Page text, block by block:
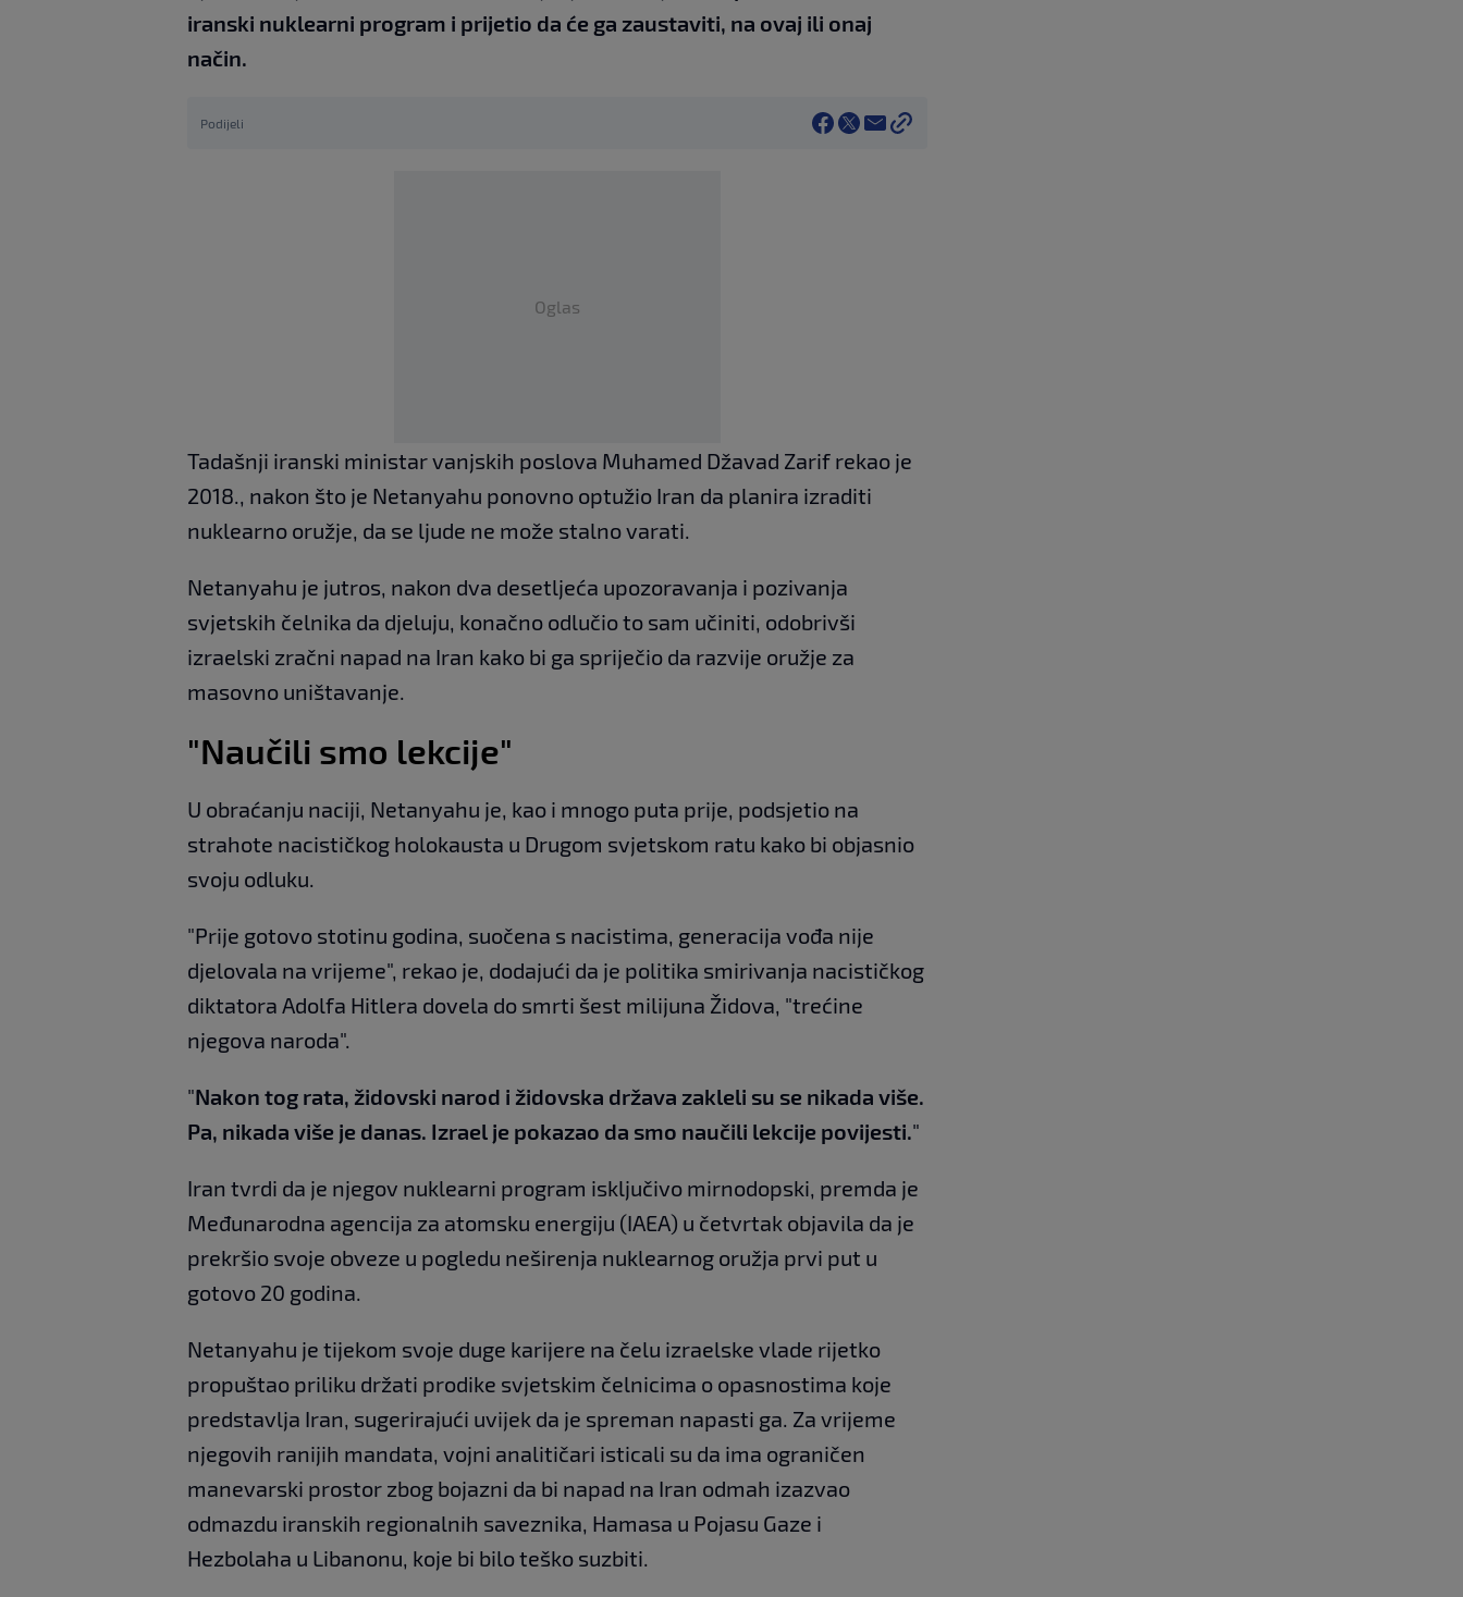
iranski nuklearni program i prijetio da će ga zaustaviti, na ovaj ili onaj
način.
Podijeli
Oglas
Tadašnji iranski ministar vanjskih poslova Muhamed Džavad Zarif rekao je
2018., nakon što je Netanyahu ponovno optužio Iran da planira izraditi
nuklearno oružje, da se ljude ne može stalno varati.
Netanyahu je jutros, nakon dva desetljeća upozoravanja i pozivanja
svjetskih čelnika da djeluju, konačno odlučio to sam učiniti, odobrivši
izraelski zračni napad na Iran kako bi ga spriječio da razvije oružje za
masovno uništavanje.
"Naučili smo lekcije"
U obraćanju naciji, Netanyahu je, kao i mnogo puta prije, podsjetio na
strahote nacističkog holokausta u Drugom svjetskom ratu kako bi objasnio
svoju odluku.
"Prije gotovo stotinu godina, suočena s nacistima, generacija vođa nije
djelovala na vrijeme", rekao je, dodajući da je politika smirivanja nacističkog
diktatora Adolfa Hitlera dovela do smrti šest milijuna Židova, "trećine
njegova naroda".
"Nakon tog rata, židovski narod i židovska država zakleli su se nikada više.
Pa, nikada više je danas. Izrael je pokazao da smo naučili lekcije povijesti."
Iran tvrdi da je njegov nuklearni program isključivo mirnodopski, premda je
Međunarodna agencija za atomsku energiju (IAEA) u četvrtak objavila da je
prekršio svoje obveze u pogledu neširenja nuklearnog oružja prvi put u
gotovo 20 godina.
Netanyahu je tijekom svoje duge karijere na čelu izraelske vlade rijetko
propuštao priliku držati prodike svjetskim čelnicima o opasnostima koje
predstavlja Iran, sugerirajući uvijek da je spreman napasti ga. Za vrijeme
njegovih ranijih mandata, vojni analitičari isticali su da ima ograničen
manevarski prostor zbog bojazni da bi napad na Iran odmah izazvao
odmazdu iranskih regionalnih saveznika, Hamasa u Pojasu Gaze i
Hezbolaha u Libanonu, koje bi bilo teško suzbiti.